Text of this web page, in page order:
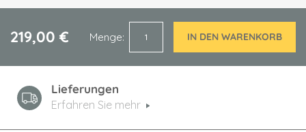
219,00 € Menge IN DEN WARENKORB
Lieferungen
Erfahren Sie mehr